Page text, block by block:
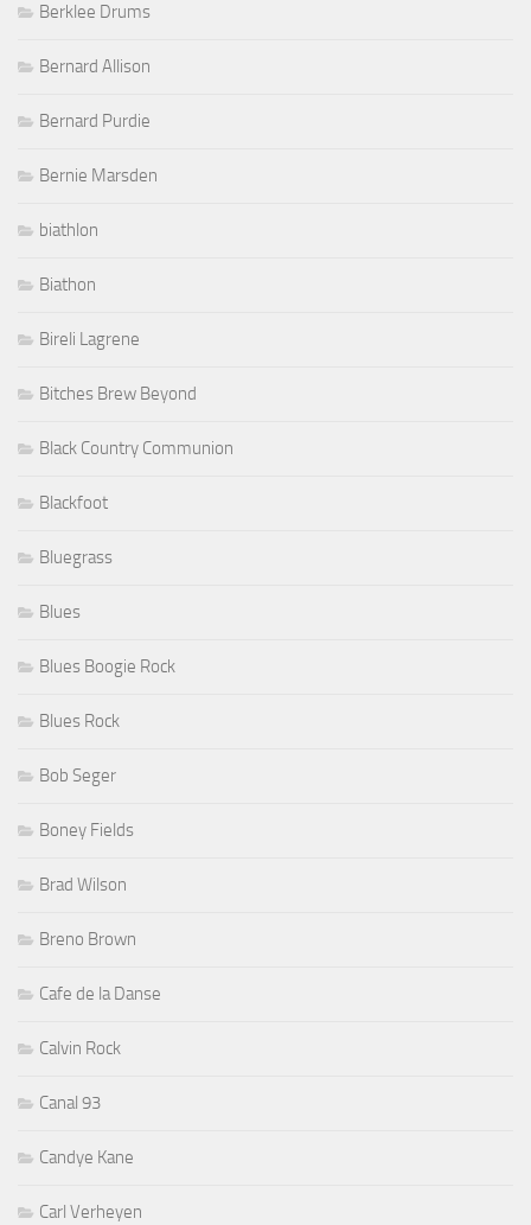
Berklee Drums
Bernard Allison
Bernard Purdie
Bernie Marsden
biathlon
Biathon
Bireli Lagrene
Bitches Brew Beyond
Black Country Communion
Blackfoot
Bluegrass
Blues
Blues Boogie Rock
Blues Rock
Bob Seger
Boney Fields
Brad Wilson
Breno Brown
Cafe de la Danse
Calvin Rock
Canal 93
Candye Kane
Carl Verheyen